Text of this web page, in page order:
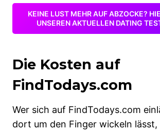
KEINE LUST MEHR AUF ABZOCKE?
UNSEREN AKTUELLEN DATING
Die Kosten auf
FindTodays.com
Wer sich auf FindTodays.com
dort um den Finger wickeln